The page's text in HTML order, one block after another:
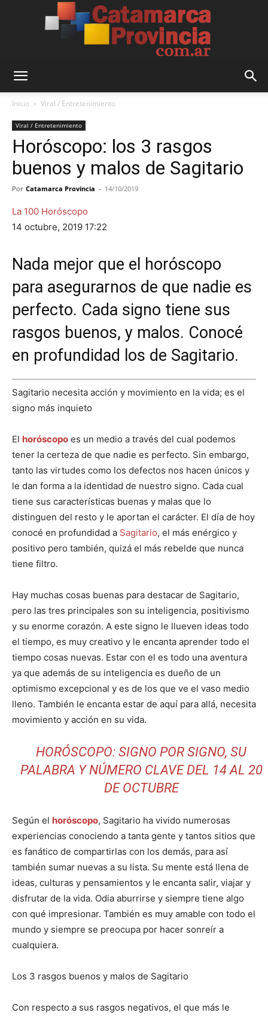
Provincia
Inicio Viral / Entretenimiento
Viral / Entretenimiento
Horóscopo: los 3 rasgos
buenos y malos de Sagitario
Por Catamarca Provincia - 14/10/2019
La 100 Horóscopo
14 octubre, 2019 17:22
Nada mejor que el horóscopo
para asegurarnos de que nadie es
perfecto. Cada signo tiene sus
rasgos buenos, y malos. Conocé
en profundidad los de Sagitario.
Sagitario necesita acción y movimiento en la vida; es el
signo más inquieto
El horóscopo es un medio a través del cual podemos
tener la certeza de que nadie es perfecto. Sin embargo,
tanto las virtudes como los defectos nos hacen únicos y
le dan forma a la identidad de nuestro signo. Cada cual
tiene sus características buenas y malas que lo
distinguen del resto y le aportan el carácter. El día de hoy
conocé en profundidad a Sagitario, el más enérgico y
positivo pero también, quizá el más rebelde que nunca
tiene filtro.
Hay muchas cosas buenas para destacar de Sagitario,
pero las tres principales son su inteligencia, positivismo
y su enorme corazón. A este signo le llueven ideas todo
el tiempo, es muy creativo y le encanta aprender todo el
tiempo cosas nuevas. Estar con el es todo una aventura
ya que además de su inteligencia es dueño de un
optimismo excepcional y es de los que ve el vaso medio
lleno. También le encanta estar de aquí para allá, necesita
movimiento y acción en su vida.
HORÓSCOPO: SIGNO POR SIGNO, SU
PALABRA Y NÚMERO CLAVE DEL 14 AL 20
DE OCTUBRE
Según el horóscopo, Sagitario ha vivido numerosas
experiencias conociendo a tanta gente y tantos sitios que
es fanático de compartirlas con los demás, para así
también sumar nuevas a su lista. Su mente está llena de
ideas, culturas y pensamientos y le encanta salir, viajar y
disfrutar de la vida. Odia aburrirse y siempre tiene algo
con qué impresionar. También es muy amable con todo el
mundo y siempre se preocupa por hacer sonreír a
cualquiera.
Los 3 rasgos buenos y malos de Sagitario
Con respecto a sus rasgos negativos, el que más le